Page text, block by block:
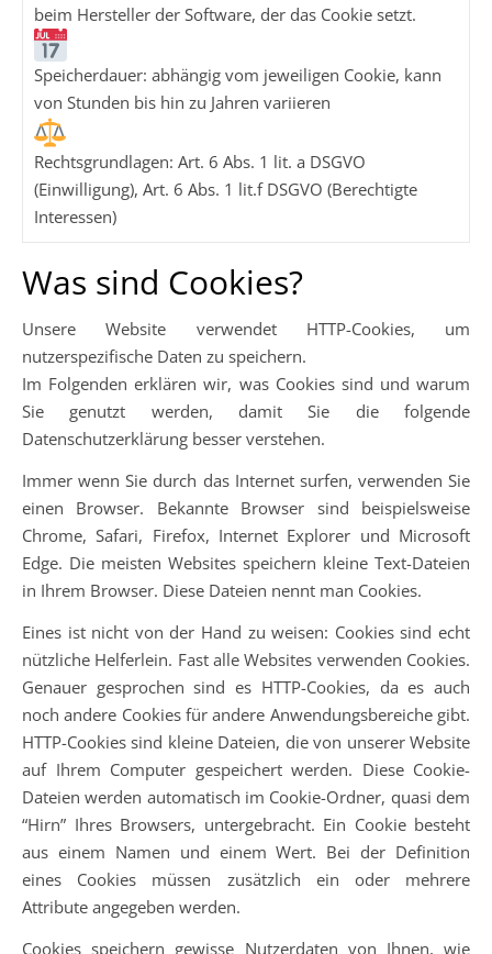
beim Hersteller der Software, der das Cookie setzt.
Speicherdauer: abhängig vom jeweiligen Cookie, kann
von Stunden bis hin zu Jahren variieren
Rechtsgrundlagen: Art. 6 Abs. 1 lit. a DSGVO
(Einwilligung), Art. 6 Abs. 1 lit.f DSGVO (Berechtigte
Interessen)
Was sind Cookies?
Unsere Website verwendet HTTP-Cookies, um
nutzerspezifische Daten zu speichern.
Im Folgenden erklären wir, was Cookies sind und warum
Sie genutzt werden, damit Sie die folgende
Datenschutzerklärung besser verstehen.
Immer wenn Sie durch das Internet surfen, verwenden Sie
einen Browser. Bekannte Browser sind beispielsweise
Chrome, Safari, Firefox, Internet Explorer und Microsoft
Edge. Die meisten Websites speichern kleine Text-Dateien
in Ihrem Browser. Diese Dateien nennt man Cookies.
Eines ist nicht von der Hand zu weisen: Cookies sind echt
nützliche Helferlein. Fast alle Websites verwenden Cookies.
Genauer gesprochen sind es HTTP-Cookies, da es auch
noch andere Cookies für andere Anwendungsbereiche gibt.
HTTP-Cookies sind kleine Dateien, die von unserer Website
auf Ihrem Computer gespeichert werden. Diese Cookie-
Dateien werden automatisch im Cookie-Ordner, quasi dem
“Hirn” Ihres Browsers, untergebracht. Ein Cookie besteht
aus einem Namen und einem Wert. Bei der Definition
eines Cookies müssen zusätzlich ein oder mehrere
Attribute angegeben werden.
Cookies speichern gewisse Nutzerdaten von Ihnen, wie